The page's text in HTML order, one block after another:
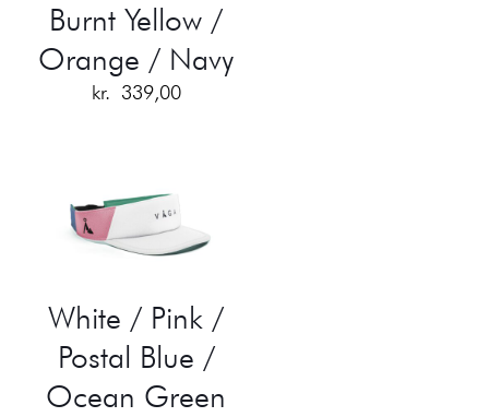
Burnt Yellow /
Orange / Navy
kr. 339,00
White / Pink /
Postal Blue /
Ocean Green